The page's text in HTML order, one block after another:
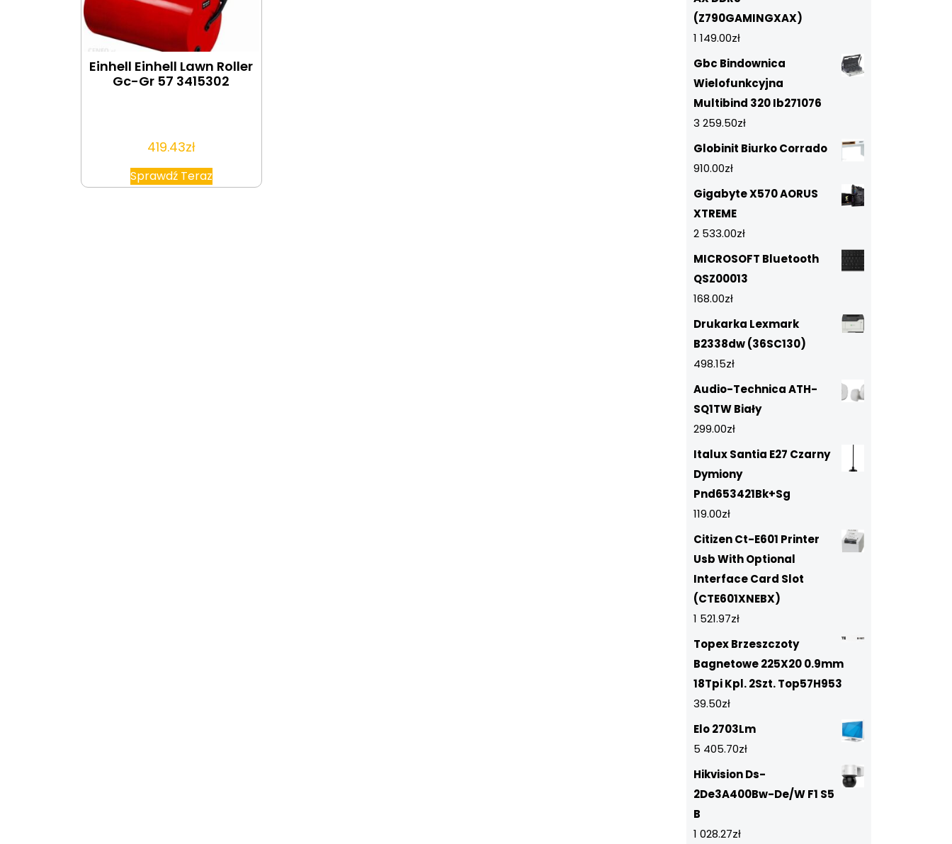
Einhell Einhell Lawn Roller
Gc-Gr 57 3415302
419.43zł
Sprawdź Teraz
(Z790GAMINGXAX)
1 149.00zł
Gbc Bindownica
Wielofunkcyjna
Multibind 320 Ib271076
3 259.50zł
Globinit Biurko Corrado
910.00zł
Gigabyte X570 AORUS
XTREME
2 533.00zł
MICROSOFT Bluetooth
QSZ00013
168.00zł
Drukarka Lexmark
B2338dw (36SC130)
498.15zł
Audio-Technica ATH-
SQ1TW Biały
299.00zł
Italux Santia E27 Czarny
Dymiony
Pnd653421Bk+Sg
119.00zł
Citizen Ct-E601 Printer
Usb With Optional
Interface Card Slot
(CTE601XNEBX)
1 521.97zł
Topex Brzeszczoty
Bagnetowe 225X20 0.9mm
18Tpi Kpl. 2Szt. Top57H953
39.50zł
Elo 2703Lm
5 405.70zł
Hikvision Ds-
2De3A400Bw-De/W F1 S5
B
1 028.27zł